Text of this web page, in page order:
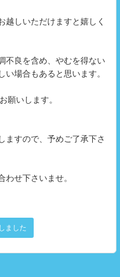
越しいただけますと嬉しく
不良を含め、やむを得ない
場合もあると思います。
願いします。
ますので、予めご了承下さ
わせ下さいませ。
ました